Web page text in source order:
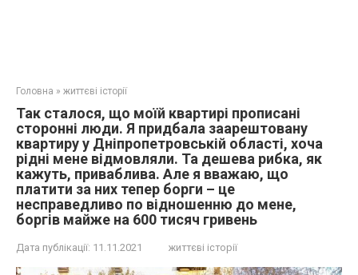
Головна » життєві історії
Так сталося, що моїй квартирі прописані
сторонні люди. Я придбала заарештовану
квартиру у Дніпропетровській області, хоча
рідні мене відмовляли. Та дешева рибка, як
кажуть, приваблива. Але я вважаю, що
платити за них тепер борги – це
несправедливо по відношенню до мене,
боргів майже на 600 тисяч гривень
Дата публікації: 11.11.2021 життєві історії